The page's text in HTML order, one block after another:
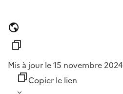
Mis à jour le 15 novembre 2024
Copier le lien